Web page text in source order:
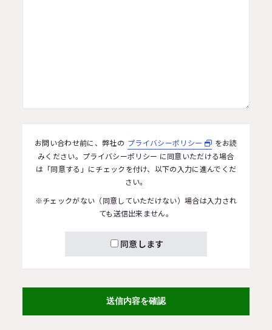
お問い合わせ前に、弊社の プライバシーポリシー
をお読
みください。 プライバシーポリシー に同意いただける場合
は「同意する」にチェックを付け、以下の入力に進んでくだ
さい。
※チェックがない（同意していただけない）場合は入力され
ても送信出来ません。
同意します